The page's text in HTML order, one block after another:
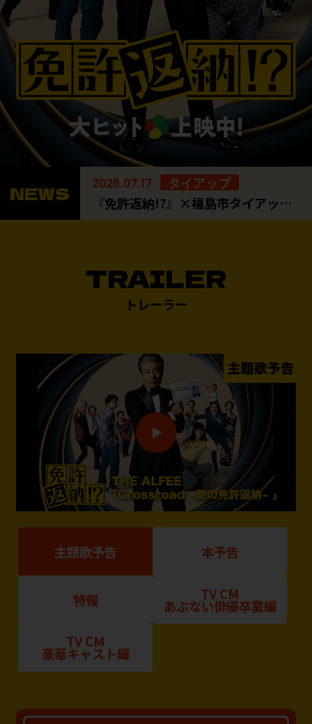
NEWS 2026.07.17 タイアップ
『免許返納!?』×福島市タイアップ企画 ロケ地・福島にて特別企画展の実施が決定！
TRAILER
トレーラー
主題歌予告 本予告
特報 TV CM
あぶない俳優卒業編
TV CM
豪華キャスト編